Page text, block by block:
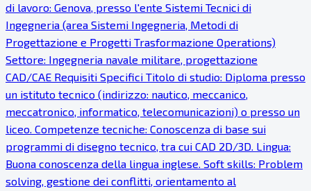
di lavoro: Genova, presso l'ente Sistemi Tecnici di
Ingegneria (area Sistemi Ingegneria, Metodi di
Progettazione e Progetti Trasformazione Operations)
Settore: Ingegneria navale militare, progettazione
CAD/CAE Requisiti Specifici Titolo di studio: Diploma presso
un istituto tecnico (indirizzo: nautico, meccanico,
meccatronico, informatico, telecomunicazioni) o presso un
liceo. Competenze tecniche: Conoscenza di base sui
programmi di disegno tecnico, tra cui CAD 2D/3D. Lingua:
Buona conoscenza della lingua inglese. Soft skills: Problem
solving, gestione dei conflitti, orientamento al